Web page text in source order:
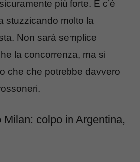
più forte. E c’è
stuzzicando molto la
Non sarà semplice
la concorrenza, ma si
che che potrebbe davvero
Milan: colpo in Argentina,